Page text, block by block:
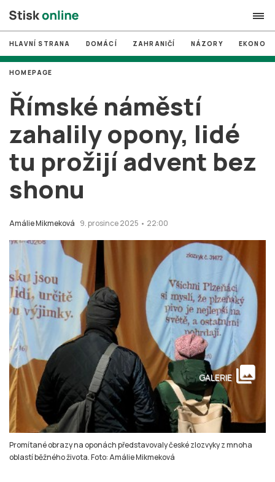
search
# MUNI
# Brno
# volby
login PŘIHLÁSIT SE
Zapomněli jste heslo?
HLAVNÍ STRANA DOMÁCÍ ZAHRANIČÍ NÁZORY
Římské náměstí
zahalily opony, lidé
tu prožijí advent bez
shonu
Amálie Mikmeková 9. prosince 2025 • 22:00
HOMEPAGE
Promítané obrazy na oponách představovaly české zlozvyky z mnoha
oblastí běžného života. Foto: Amálie Mikmeková
GALERIE collections